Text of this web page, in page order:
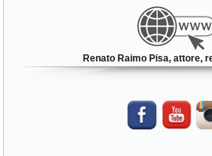
Renato Raimo Pisa, attore,